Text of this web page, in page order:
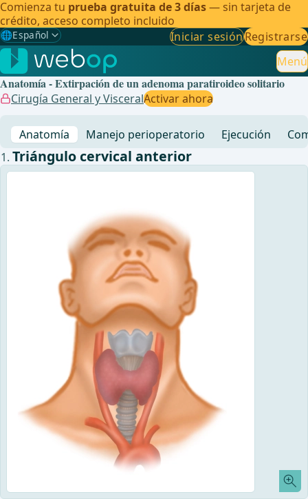
Comienza tu prueba gratuita de 3 días— sin tarjeta de
crédito, acceso completo incluido
🌐Español
Gewählte Sprache: Español
🇩🇪 Alemán
🇬🇧Inglés
🇧🇷 Brasileño
Iniciar sesiónRegistrarse
Menú
Anatomía - Extirpación de un adenoma paratiroideo solitario
Cirugía General y VisceralActivar ahora
Anatomía Manejo perioperatorio Ejecución
Triángulo cervical anterior